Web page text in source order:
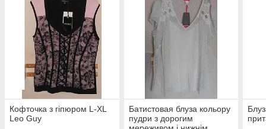
Кофточка з гіпюром L-XL
Leo Guy
Батистовая блуза кольору
пудри з дорогим